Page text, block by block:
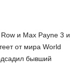
и Max Payne 3 и
от мира World
бывший